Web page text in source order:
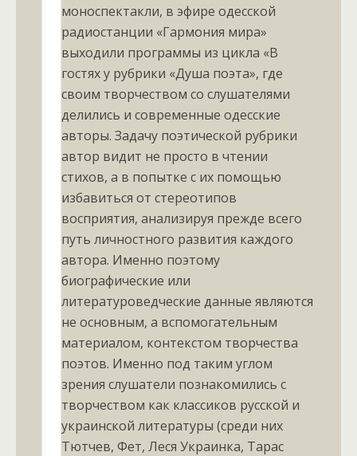
моноспектакли, в эфире одесской
радиостанции «Гармония мира»
выходили программы из цикла «В
гостях у рубрики «Душа поэта», где
своим творчеством со слушателями
делились и современные одесские
авторы. Задачу поэтической рубрики
автор видит не просто в чтении
стихов, а в попытке с их помощью
избавиться от стереотипов
восприятия, анализируя прежде всего
путь личностного развития каждого
автора. Именно поэтому
биографические или
литературоведческие данные являются
не основным, а вспомогательным
материалом, контекстом творчества
поэтов. Именно под таким углом
зрения слушатели познакомились с
творчеством как классиков русской и
украинской литературы (среди них
Тютчев, Фет, Леся Украинка, Тарас